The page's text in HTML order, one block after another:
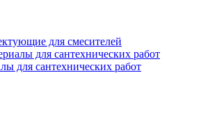
для смесителей
для сантехнических работ
для сантехнических работ